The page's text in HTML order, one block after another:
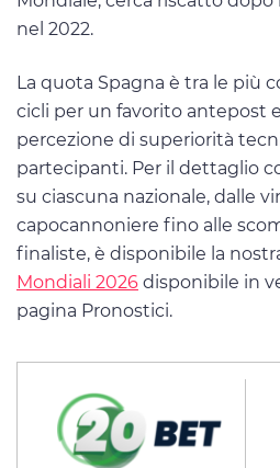
nel 2022.
La quota Spagna è tra le più
cicli per un favorito antepost
percezione di superiorità
partecipanti. Per il dettaglio
su ciascuna nazionale, dalle
capocannoniere fino alle
finaliste, è disponibile la
Mondiali 2026 disponibile in
pagina Pronostici.